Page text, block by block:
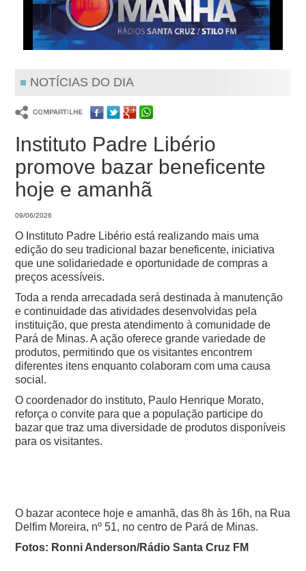
NOTÍCIAS DO DIA
Instituto Padre Libério
promove bazar beneficente
hoje e amanhã
09/06/2026
O Instituto Padre Libério está realizando mais uma
edição do seu tradicional bazar beneficente, iniciativa
que une solidariedade e oportunidade de compras a
preços acessíveis.
Toda a renda arrecadada será destinada à manutenção
e continuidade das atividades desenvolvidas pela
instituição, que presta atendimento à comunidade de
Pará de Minas. A ação oferece grande variedade de
produtos, permitindo que os visitantes encontrem
diferentes itens enquanto colaboram com uma causa
social.
O coordenador do instituto, Paulo Henrique Morato,
reforça o convite para que a população participe do
bazar que traz uma diversidade de produtos disponíveis
para os visitantes.
O bazar acontece hoje e amanhã, das 8h às 16h, na Rua
Delfim Moreira, nº 51, no centro de Pará de Minas.
Fotos: Ronni Anderson/Rádio Santa Cruz FM